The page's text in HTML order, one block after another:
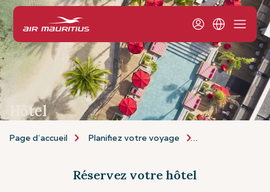
Hôtel
Page d’accueil Planifiez votre voyage
Réservez votre hôtel